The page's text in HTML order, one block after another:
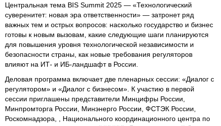
Центральная тема BIS Summit 2025 — «Технологический
суверенитет: новая эра ответственности» — затронет ряд
важных тем и острых вопросов: насколько государство и бизнес
готовы к новым вызовам, какие следующие шаги планируются
для повышения уровня технологической независимости и
безопасности страны, как новые требования регуляторов
влияют на ИТ- и ИБ-ландшафт в России.
Деловая программа включает две пленарных сессии: «Диалог с
регулятором» и «Диалог с бизнесом». К участию в первой
сессии приглашены представители Минцифры России,
Минпромторга России, Минэнерго России, ФСТЭК России,
Роскомнадзора, , Национального координационного центра по